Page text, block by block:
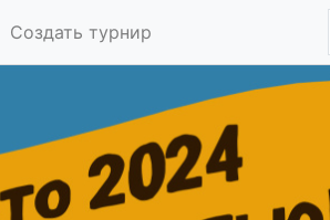
Создать турнир